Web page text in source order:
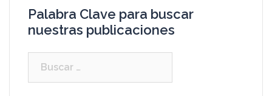
Palabra Clave para buscar
nuestras publicaciones